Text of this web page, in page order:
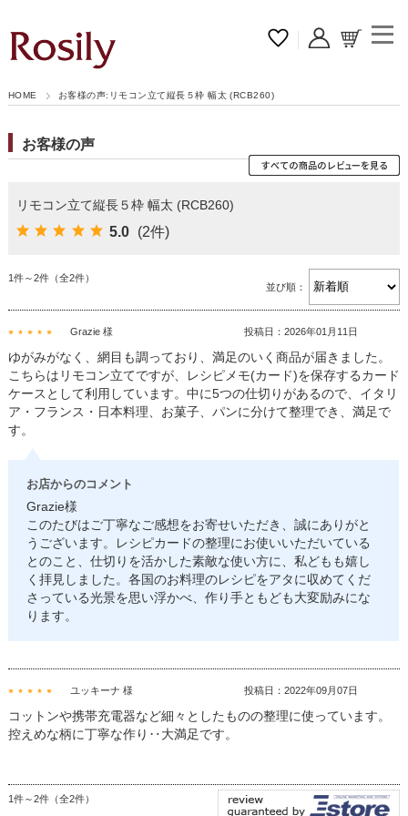
HOME お客様の声:リモコン立て縦長５枠 幅太 (RCB260)
お客様の声
リモコン立て縦長５枠 幅太 (RCB260)
5.0 (2件)
1件～2件（全2件）
並び順：
Grazie 様 投稿日：2026年01月11日
ゆがみがなく、網目も調っており、満足のいく商品が届きました。
こちらはリモコン立てですが、レシピメモ(カード)を保存するカード
ケースとして利用しています。中に5つの仕切りがあるので、イタリ
ア・フランス・日本料理、お菓子、パンに分けて整理でき、満足で
す。
お店からのコメント
Grazie様
このたびはご丁寧なご感想をお寄せいただき、誠にありがと
うございます。レシピカードの整理にお使いいただいている
とのこと、仕切りを活かした素敵な使い方に、私どもも嬉し
く拝見しました。各国のお料理のレシピをアタに収めてくだ
さっている光景を思い浮かべ、作り手ともども大変励みにな
ります。
ユッキーナ 様 投稿日：2022年09月07日
コットンや携帯充電器など細々としたものの整理に使っています。
控えめな柄に丁寧な作り‥大満足です。
1件～2件（全2件）